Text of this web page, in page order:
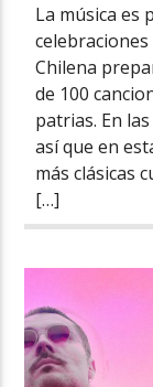
La música es
Chilena
de 100
patrias. En
así que en
más clásicas
[…]